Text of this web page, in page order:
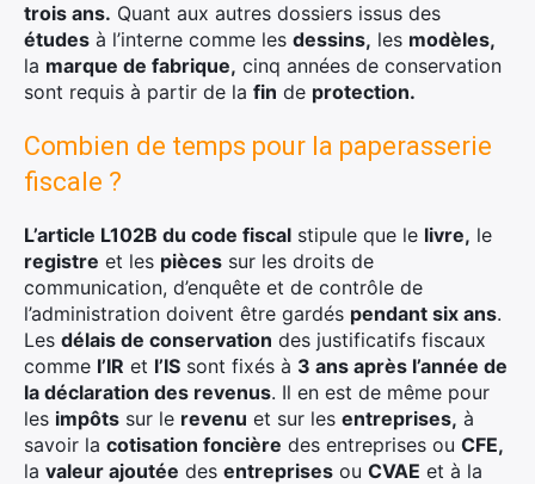
trois ans. Quant aux autres dossiers issus des
études à l’interne comme les dessins, les modèles,
la marque de fabrique, cinq années de conservation
sont requis à partir de la fin de protection.
Combien de temps pour la paperasserie
fiscale ?
L’article L102B du code fiscal stipule que le livre, le
registre et les pièces sur les droits de
communication, d’enquête et de contrôle de
l’administration doivent être gardés pendant six ans.
Les délais de conservation des justificatifs fiscaux
comme l’IR et l’IS sont fixés à 3 ans après l’année de
la déclaration des revenus. Il en est de même pour
les impôts sur le revenu et sur les entreprises, à
savoir la cotisation foncière des entreprises ou CFE,
la valeur ajoutée des entreprises ou CVAE et à la